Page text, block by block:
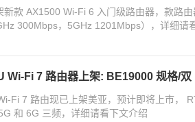
新款 AX1500 Wi-Fi 6 入门级路由器，款路
300Mbps，5GHz 1201Mbps），详细请
Wi-Fi 7 路由器上架: BE19000 规格/双
Fi 7 路由现已上架美亚，预计即将上市，
和 6G 三频，详细请看下文介绍